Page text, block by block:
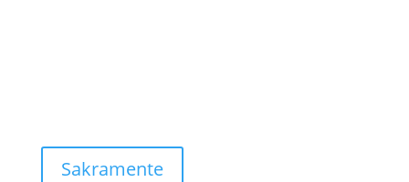
Sakramente